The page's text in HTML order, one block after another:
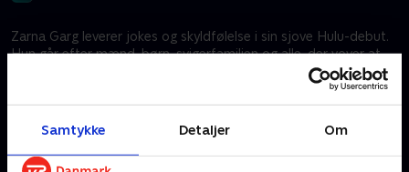
Samtykke Detaljer Om
Zarna Garg leverer jokes og skyldfølelse i sin sjove Hulu-debut.
Hun går efter mænd, børn, svigerfamilien og alle, der vover at
Kræver tilkøb